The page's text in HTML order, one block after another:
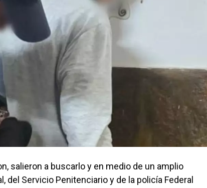
salieron a buscarlo y en medio de un amplio
Servicio Penitenciario y de la policía Federal